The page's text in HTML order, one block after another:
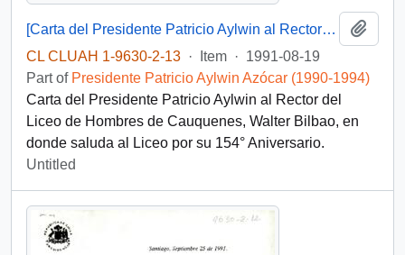
[Carta del Presidente Patricio Aylwin al Rector del Liceo de Hombres de Cauquenes]
CL CLUAH 1-9630-2-13 · Item · 1991-08-19
Part of Presidente Patricio Aylwin Azócar (1990-1994)
Carta del Presidente Patricio Aylwin al Rector del
Liceo de Hombres de Cauquenes, Walter Bilbao, en
donde saluda al Liceo por su 154° Aniversario.
Untitled